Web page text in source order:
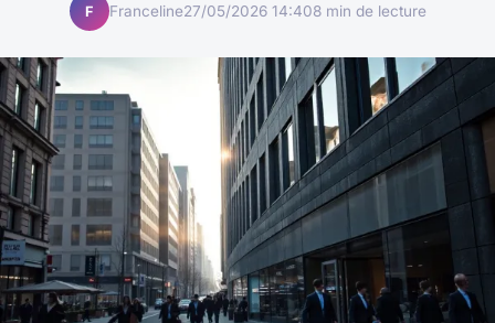
F Franceline27/05/2026 14:408 min de lecture